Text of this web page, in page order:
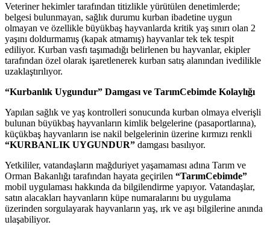
Veteriner hekimler tarafından titizlikle yürütülen denetimlerde;
belgesi bulunmayan, sağlık durumu kurban ibadetine uygun
olmayan ve özellikle büyükbaş hayvanlarda kritik yaş sınırı olan 2
yaşını doldurmamış (kapak atmamış) hayvanlar tek tek tespit
ediliyor. Kurban vasfı taşımadığı belirlenen bu hayvanlar, ekipler
tarafından özel olarak işaretlenerek kurban satış alanından ivedilikle
uzaklaştırılıyor.
“Kurbanlık Uygundur” Damgası ve TarımCebimde Kolaylığı
Yapılan sağlık ve yaş kontrolleri sonucunda kurban olmaya elverişli
bulunan büyükbaş hayvanların kimlik belgelerine (pasaportlarına),
küçükbaş hayvanların ise nakil belgelerinin üzerine kırmızı renkli
“KURBANLIK UYGUNDUR” damgası basılıyor.
Yetkililer, vatandaşların mağduriyet yaşamaması adına Tarım ve
Orman Bakanlığı tarafından hayata geçirilen “TarımCebimde”
mobil uygulaması hakkında da bilgilendirme yapıyor. Vatandaşlar,
satın alacakları hayvanların küpe numaralarını bu uygulama
üzerinden sorgulayarak hayvanların yaş, ırk ve aşı bilgilerine anında
ulaşabiliyor.